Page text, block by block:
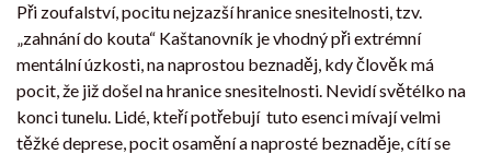
Při zoufalství, pocitu nejzazší hranice snesitelnosti, tzv.
„zahnání do kouta“ Kaštanovník je vhodný při extrémní
mentální úzkosti, na naprostou beznaděj, kdy člověk má
pocit, že již došel na hranice snesitelnosti. Nevidí světélko na
konci tunelu. Lidé, kteří potřebují tuto esenci mívají velmi
těžké deprese, pocit osamění a naprosté beznaděje, cítí se